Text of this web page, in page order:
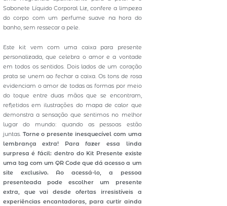
Sabonete Líquido Corporal Liz, confere a limpeza
do corpo com um perfume suave na hora do
banho, sem ressecar a pele.
Este kit vem com uma caixa para presente
personalizada, que celebra o amor e a vontade
em todos os sentidos. Dois lados de um coração
prata se unem ao fechar a caixa. Os tons de rosa
evidenciam o amor de todas as formas por meio
do toque entre duas mãos que se encontram,
refletidos em ilustrações do mapa de calor que
demonstra a sensação que sentimos no melhor
lugar do mundo: quando as pessoas estão
juntas. Torne o presente inesquecível com uma
lembrança extra! Para fazer essa linda
surpresa é fácil: dentro do Kit Presente existe
uma tag com um QR Code que dá acesso a um
site exclusivo. Ao acessá-lo, a pessoa
presenteada pode escolher um presente
extra, que vai desde ofertas irresistíveis a
experiências encantadoras, para curtir ainda